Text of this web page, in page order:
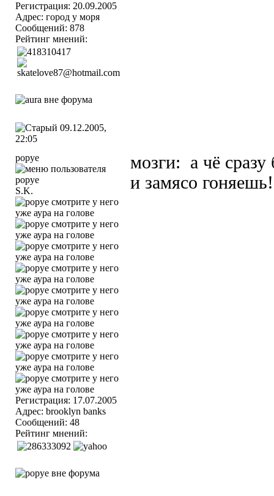
Регистрация: 20.09.2005
Адрес: город у моря
Сообщений: 878
Рейтинг мнений:
09.12.2005,
22:05
popye
S.K.
Регистрация: 17.07.2005
Адрес: brooklyn banks
Сообщений: 48
Рейтинг мнений:
мозги: а чё
и замясо